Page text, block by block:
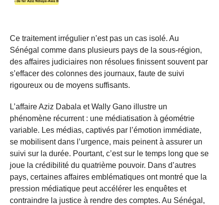
Ce traitement irrégulier n’est pas un cas isolé. Au
Sénégal comme dans plusieurs pays de la sous-région,
des affaires judiciaires non résolues finissent souvent par
s’effacer des colonnes des journaux, faute de suivi
rigoureux ou de moyens suffisants.
L’affaire Aziz Dabala et Wally Gano illustre un
phénomène récurrent : une médiatisation à géométrie
variable. Les médias, captivés par l’émotion immédiate,
se mobilisent dans l’urgence, mais peinent à assurer un
suivi sur la durée. Pourtant, c’est sur le temps long que se
joue la crédibilité du quatrième pouvoir. Dans d’autres
pays, certaines affaires emblématiques ont montré que la
pression médiatique peut accélérer les enquêtes et
contraindre la justice à rendre des comptes. Au Sénégal,